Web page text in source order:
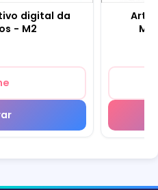
digital da
- M2